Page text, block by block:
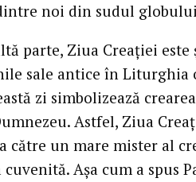
noi din sudul
parte, Ziua Creației
sale antice în Liturghia
zi simbolizează
Astfel, Ziua
către un mare mister al
Așa cum a spus